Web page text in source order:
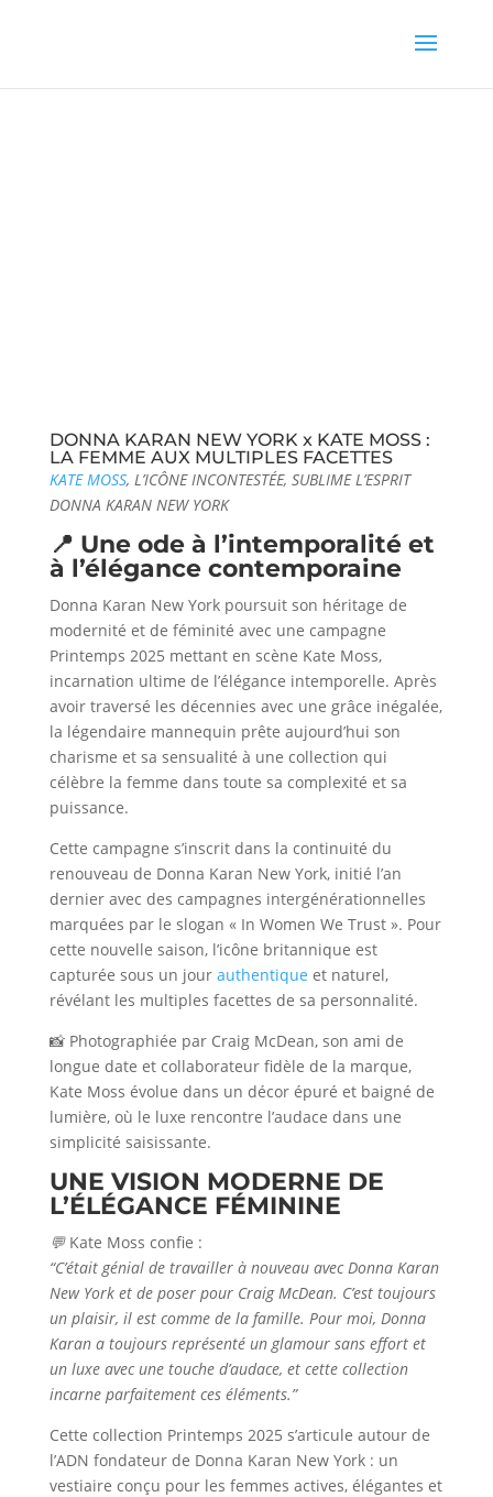
DONNA KARAN NEW YORK x KATE MOSS :
LA FEMME AUX MULTIPLES FACETTES
KATE MOSS, L’ICÔNE INCONTESTÉE, SUBLIME L’ESPRIT
DONNA KARAN NEW YORK
📍 Une ode à l’intemporalité et
à l’élégance contemporaine
Donna Karan New York poursuit son héritage de
modernité et de féminité avec une campagne
Printemps 2025 mettant en scène Kate Moss,
incarnation ultime de l’élégance intemporelle. Après
avoir traversé les décennies avec une grâce inégalée,
la légendaire mannequin prête aujourd’hui son
charisme et sa sensualité à une collection qui
célèbre la femme dans toute sa complexité et sa
puissance.
Cette campagne s’inscrit dans la continuité du
renouveau de Donna Karan New York, initié l’an
dernier avec des campagnes intergénérationnelles
marquées par le slogan « In Women We Trust ». Pour
cette nouvelle saison, l’icône britannique est
capturée sous un jour authentique et naturel,
révélant les multiples facettes de sa personnalité.
📸 Photographiée par Craig McDean, son ami de
longue date et collaborateur fidèle de la marque,
Kate Moss évolue dans un décor épuré et baigné de
lumière, où le luxe rencontre l’audace dans une
simplicité saisissante.
UNE VISION MODERNE DE
L’ÉLÉGANCE FÉMININE
💬Kate Moss confie :
“C’était génial de travailler à nouveau avec Donna Karan
New York et de poser pour Craig McDean. C’est toujours
un plaisir, il est comme de la famille. Pour moi, Donna
Karan a toujours représenté un glamour sans effort et
un luxe avec une touche d’audace, et cette collection
incarne parfaitement ces éléments.”
Cette collection Printemps 2025 s’articule autour de
l’ADN fondateur de Donna Karan New York : un
vestiaire conçu pour les femmes actives, élégantes et